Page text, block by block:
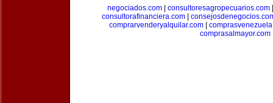
negociados.com
consultoresagropecuarios.com
consultorafinanciera.com|
comprarvenderyalquilar.com|
comprasalmayor.com